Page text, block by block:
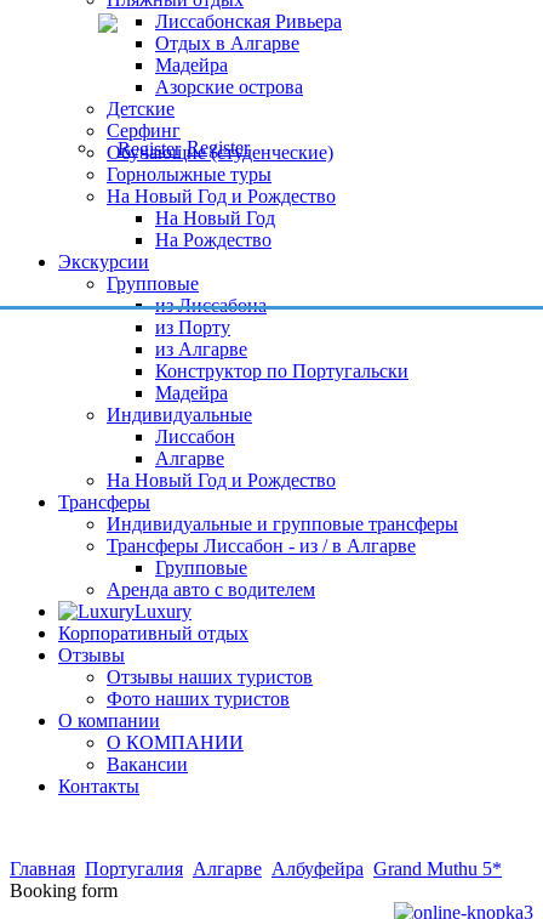
Лиссабонская Ривьера
Отдых в Алгарве
Мадейра
Азорские острова
Детские
Серфинг
Обучающие (студенческие)
Горнолыжные туры
На Новый Год и Рождество
На Новый Год
На Рождество
Экскурсии
Групповые
из Лиссабона
из Порту
из Алгарве
Конструктор по Португальски
Мадейра
Индивидуальные
Лиссабон
Алгарве
На Новый Год и Рождество
Трансферы
Индивидуальные и групповые трансферы
Трансферы Лиссабон - из / в Алгарве
Групповые
Аренда авто с водителем
Luxury
Корпоративный отдых
Отзывы
Отзывы наших туристов
Фото наших туристов
О компании
О КОМПАНИИ
Вакансии
Контакты
Главная Португалия Алгарве Албуфейра Grand Muthu 5*
Booking form
Register